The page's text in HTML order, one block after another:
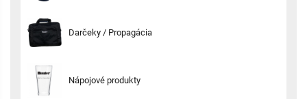
Darčeky / Propagácia
Nápojové produkty